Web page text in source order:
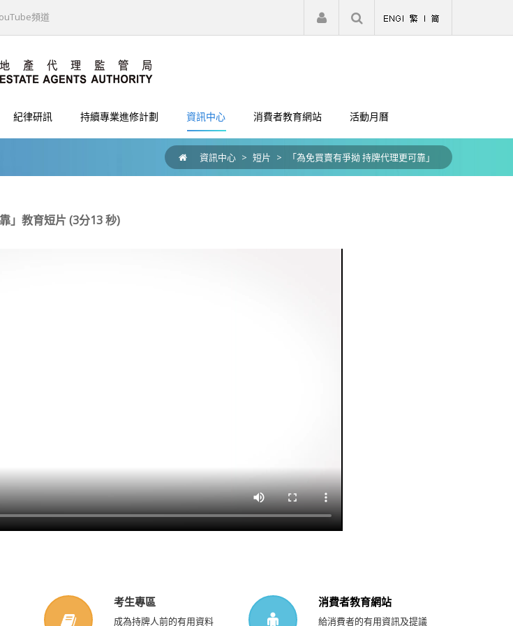
頻道 註冊 登入
紀律研訊 持續專業進修計劃 資訊中心 消費者教育網站 活動月曆
資訊中心 > 短片 > 「為免買賣有爭拗 持牌代理更可靠」
」教育短片 (3分13 秒)
考生專區
成為持牌人前的有用資料
消費者教育網站
給消費者的有用資訊及提議